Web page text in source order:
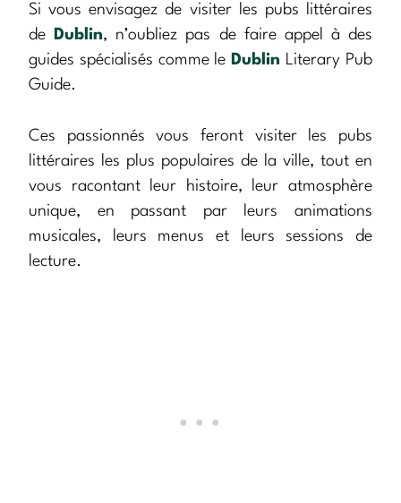
Si vous envisagez de visiter les pubs littéraires
de
Dublin, n’oubliez pas de faire appel à des
guides spécialisés comme le Dublin Literary Pub
Guide.
Ces passionnés vous feront visiter les pubs
littéraires les plus populaires de la ville, tout en
vous racontant leur histoire, leur atmosphère
unique, en passant par leurs animations
musicales, leurs menus et leurs sessions de
lecture.